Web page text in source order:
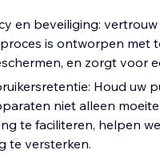
en beveiliging:
is ontworpen met
en zorgt voor
Houd uw
niet alleen
te faciliteren, helpen
te versterken.